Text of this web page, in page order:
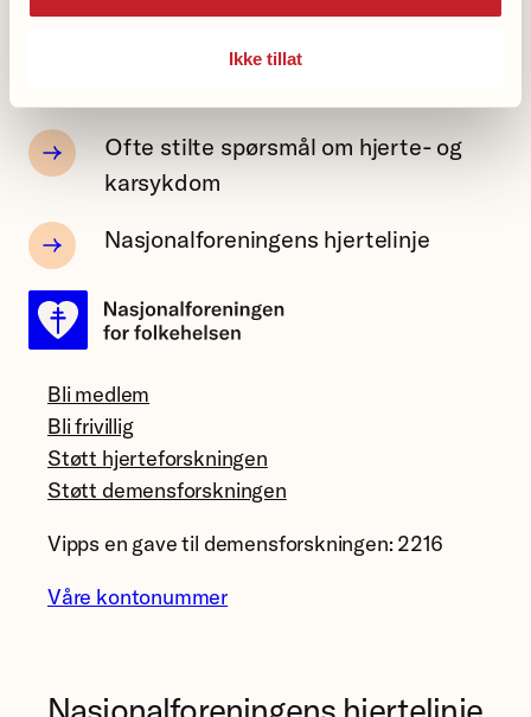
Ikke tillat
Arvelighet og årsaker
Ofte stilte spørsmål om hjerte- og
karsykdom
Nasjonalforeningens hjertelinje
Bli medlem
Bli frivillig
Støtt hjerteforskningen
Støtt demensforskningen
Vipps en gave til demensforskningen: 2216
Våre kontonummer